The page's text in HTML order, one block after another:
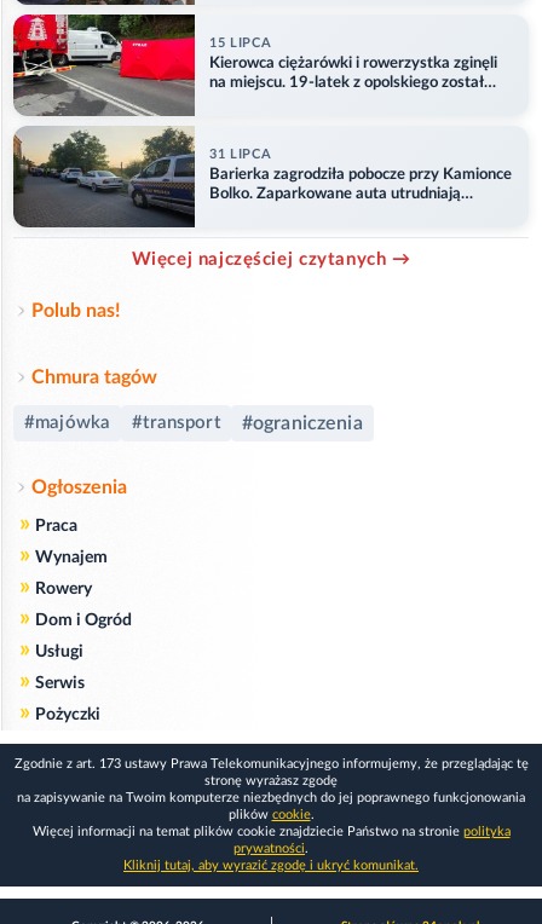
15 LIPCA
Kierowca ciężarówki i rowerzystka zginęli
na miejscu. 19-latek z opolskiego został
31 LIPCA
Barierka zagrodziła pobocze przy Kamionce
Bolko. Zaparkowane auta utrudniają
Więcej najczęściej czytanych →
Polub nas!
Chmura tagów
#majówka #transport #ograniczenia
Ogłoszenia
» Praca
» Wynajem
» Rowery
» Dom i Ogród
» Usługi
» Serwis
» Pożyczki
Zgodnie z art. 173 ustawy Prawa Telekomunikacyjnego informujemy, że przeglądając tę
stronę wyrażasz zgodę
na zapisywanie na Twoim komputerze niezbędnych do jej poprawnego funkcjonowania
plików cookie.
Więcej informacji na temat plików cookie znajdziecie Państwo na stronie polityka
prywatności.
Kliknij tutaj, aby wyrazić zgodę i ukryć komunikat.